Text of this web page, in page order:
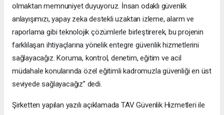
olmaktan memnuniyet duyuyoruz. İnsan odaklı güvenlik
anlayışımızı, yapay zeka destekli uzaktan izleme, alarm ve
raporlama gibi teknolojik çözümlerle birleştirerek, bu projenin
farklılaşan ihtiyaçlarına yönelik entegre güvenlik hizmetlerini
sağlayacağız. Koruma, kontrol, denetim, eğitim ve acil
müdahale konularında özel eğitimli kadromuzla güvenliği en üst
seviyede sağlayacağız” dedi.
Şirketten yapılan yazılı açıklamada TAV Güvenlik Hizmetleri ile